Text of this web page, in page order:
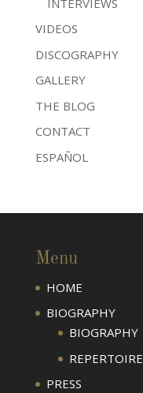
VIDEOS
DISCOGRAPHY
GALLERY
THE BLOG
CONTACT
ESPAÑOL
Menu
HOME
BIOGRAPHY
BIOGRAPHY
REPERTOIRE
PRESS